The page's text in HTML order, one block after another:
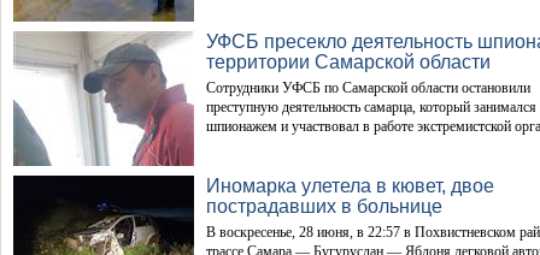
УФСБ пресекло деятельность
территории Самарской области
Сотрудники УФСБ по Самарской области остановили
преступную деятельность самарца, который занимался
шпионажем и участвовал в работе экстремистской
Иномарка улетела в кювет, двое
пострадавших в больнице
В воскресенье, 28 июня, в 22:57 в Похвистневском
трассе Самара — Бугуруслан — Яблоня легковой